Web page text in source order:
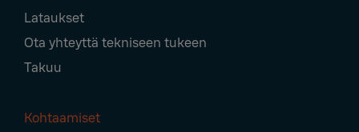
Lataukset
Ota yhteyttä tekniseen tukeen
Takuu
Kohtaamiset